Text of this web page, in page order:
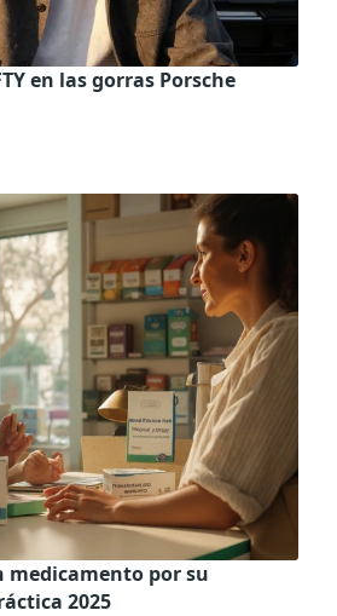
en las gorras Porsche
por su
2025